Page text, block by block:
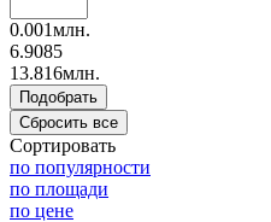
0.001млн.
6.9085
13.816млн.
Сортировать
по популярности
по площади
по цене